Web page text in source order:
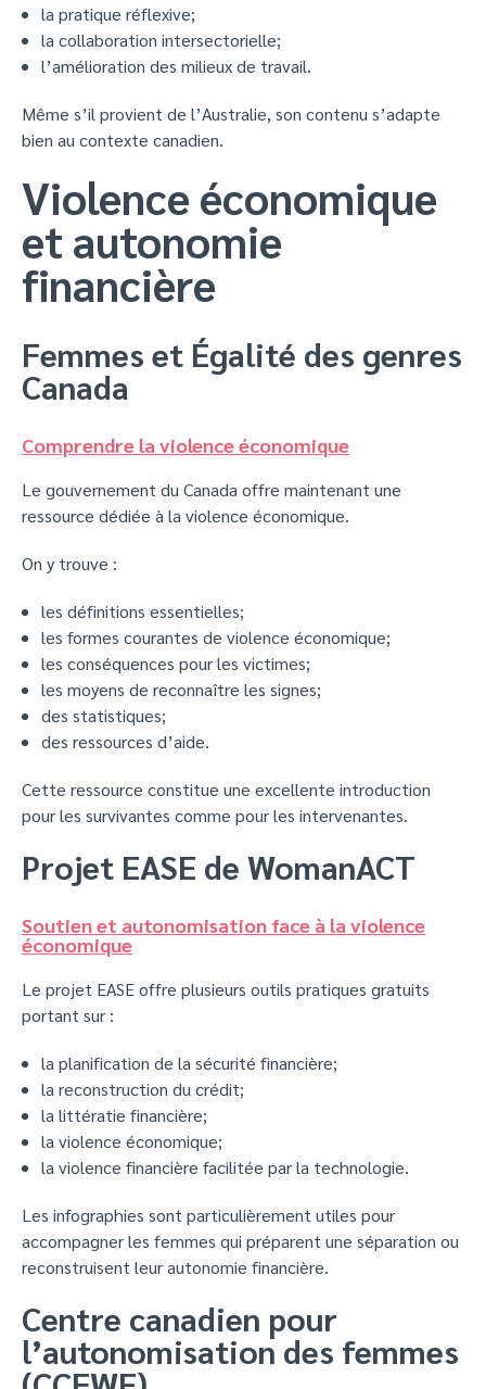
la pratique réflexive;
la collaboration intersectorielle;
l’amélioration des milieux de travail.
Même s’il provient de l’Australie, son contenu s’adapte
bien au contexte canadien.
Violence économique
et autonomie
financière
Femmes et Égalité des genres
Canada
Comprendre la violence économique
Le gouvernement du Canada offre maintenant une
ressource dédiée à la violence économique.
On y trouve :
les définitions essentielles;
les formes courantes de violence économique;
les conséquences pour les victimes;
les moyens de reconnaître les signes;
des statistiques;
des ressources d’aide.
Cette ressource constitue une excellente introduction
pour les survivantes comme pour les intervenantes.
Projet EASE de WomanACT
Soutien et autonomisation face à la violence
économique
Le projet EASE offre plusieurs outils pratiques gratuits
portant sur :
la planification de la sécurité financière;
la reconstruction du crédit;
la littératie financière;
la violence économique;
la violence financière facilitée par la technologie.
Les infographies sont particulièrement utiles pour
accompagner les femmes qui préparent une séparation ou
reconstruisent leur autonomie financière.
Centre canadien pour
l’autonomisation des femmes